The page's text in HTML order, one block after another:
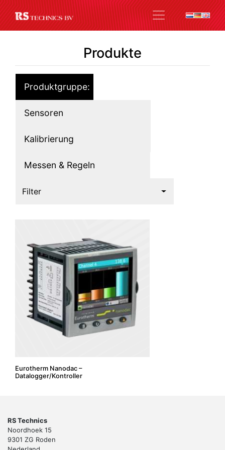
Produkte
Produktgruppe:
Sensoren
Kalibrierung
Messen & Regeln
Filter
Eurotherm Nanodac –
Datalogger/Kontroller
RS Technics
Noordhoek 15
9301 ZG Roden